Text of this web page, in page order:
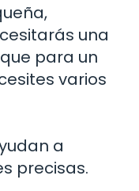
una
para un
varios
a
precisas.